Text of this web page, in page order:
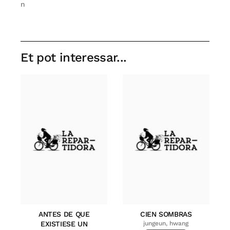
n
Et pot interessar...
ANTES DE QUE
EXISTIESE UN
CIEN SOMBRAS
jungeun, hwang